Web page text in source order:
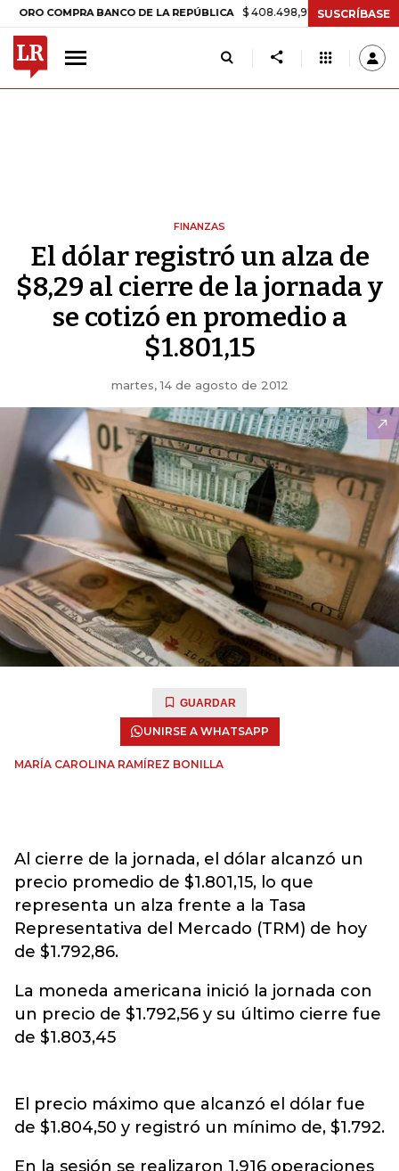
COMPRA BANCO DE LA REPÚBLICA $ 408.498,97 +$ 8.753,81 +2,19%
SUSCRÍBASE
FINANZAS
El dólar registró un alza de
$8,29 al cierre de la jornada y
se cotizó en promedio a
$1.801,15
martes, 14 de agosto de 2012
GUARDAR
UNIRSE A WHATSAPP
MARÍA CAROLINA RAMÍREZ BONILLA
Al cierre de la jornada, el dólar alcanzó un
precio promedio de $1.801,15, lo que
representa un alza frente a la Tasa
Representativa del Mercado (TRM) de hoy
de $1.792,86.
La moneda americana inició la jornada con
un precio de $1.792,56 y su último cierre fue
de $1.803,45
El precio máximo que alcanzó el dólar fue
de $1.804,50 y registró un mínimo de, $1.792.
En la sesión se realizaron 1.916 operaciones